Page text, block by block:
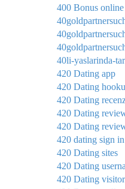
400 Bonus online
40li-yaslarinda-
420 Dating app
420 Dating
420 Dating
420 Dating
420 Dating
420 dating sign in
420 Dating sites
420 Dating
420 Dating